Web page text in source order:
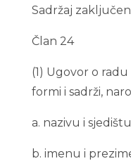
Sadržaj
Član 24
(1) Ugovor o
formi i sadrži,
a. nazivu i
b. imenu i